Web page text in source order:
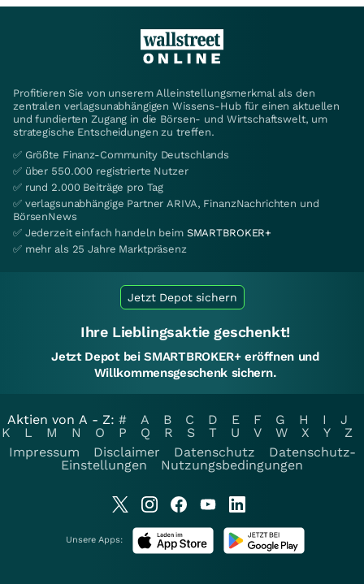
Profitieren Sie von unserem Alleinstellungsmerkmal als den
zentralen verlagsunabhängigen Wissens-Hub für einen aktuellen
und fundierten Zugang in die Börsen- und Wirtschaftswelt, um
strategische Entscheidungen zu treffen.
✅ Größte Finanz-Community Deutschlands
✅ über 550.000 registrierte Nutzer
✅ rund 2.000 Beiträge pro Tag
✅ verlagsunabhängige Partner ARIVA, FinanzNachrichten und
BörsenNews
✅ Jederzeit einfach handeln beim SMARTBROKER+
✅ mehr als 25 Jahre Marktpräsenz
Jetzt Depot sichern
Ihre Lieblingsaktie geschenkt!
Jetzt Depot bei SMARTBROKER+ eröffnen und
Willkommensgeschenk sichern.
Aktien von A - Z: # A B C D E F G H I
J
K
L M N O P Q R S T U V W X Y
Z
Impressum
Disclaimer Datenschutz
Datenschutz-
Einstellungen
Nutzungsbedingungen
Unsere Apps: